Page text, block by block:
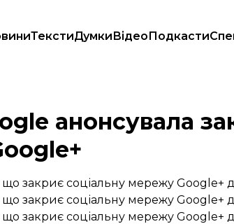
ТекстиДумкиВідеоПодкасти
соцмережі Google+
анонсувала
закриє соціальну мережу Google+
закриє соціальну мережу Google+
закриє соціальну мережу Google+